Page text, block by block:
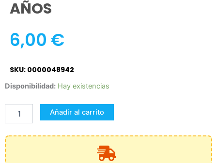
AÑOS
6,00 €
SKU: 0000048942
Disponibilidad: Hay existencias
DISFRAZ
4-
AÑOS
Añadir al carrito